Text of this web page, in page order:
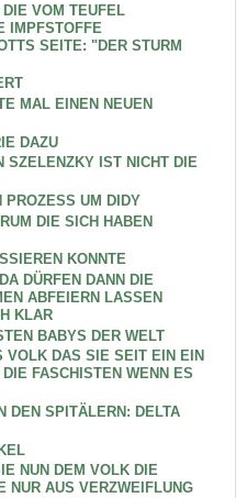
VOM TEUFEL
IMPFSTOFFE
SEITE: "DER STURM
MAL EINEN NEUEN
DAZU
SZELENZKY IST NICHT DIE
PROZESS UM DIDY
DIE SICH HABEN
KONNTE
DÜRFEN DANN DIE
ABFEIERN LASSEN
KLAR
BABYS DER WELT
VOLK DAS SIE SEIT EIN EIN
FASCHISTEN WENN ES
DEN SPITÄLERN: DELTA
NUN DEM VOLK DIE
NUR AUS VERZWEIFLUNG